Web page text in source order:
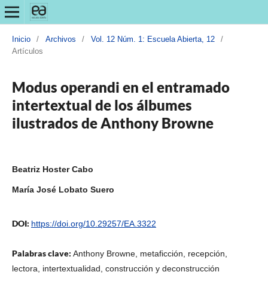
Inicio / Archivos / Vol. 12 Núm. 1: Escuela Abierta, 12
/
Artículos
Modus operandi en el entramado
intertextual de los álbumes
ilustrados de Anthony Browne
Beatriz Hoster Cabo
María José Lobato Suero
DOI: https://doi.org/10.29257/EA.3322
Palabras clave: Anthony Browne, metaficción, recepción,
lectora, intertextualidad, construcción y deconstrucción